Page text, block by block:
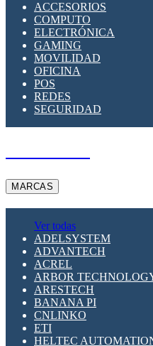
SUPRESOR DE
APLICACIONES
ACCESORIOS
COMPUTO
ELECTRÓNICA
GAMING
MOVILIDAD
OFICINA
POS
REDES
SEGURIDAD
MARCAS
Ver todas
ADELSYSTEM
ADVANTECH
ACREL
ARBOR
ARESTECH
BANANA PI
CNLINKO
ETI
HELTEC